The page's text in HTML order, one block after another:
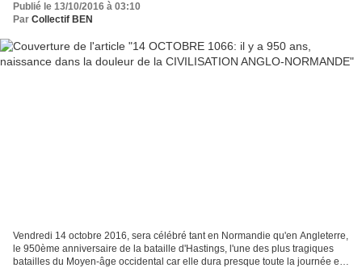
Publié le 13/10/2016 à 03:10
Par Collectif BEN
Vendredi 14 octobre 2016, sera célébré tant en Normandie qu'en Angleterre,
le 950ème anniversaire de la bataille d'Hastings, l'une des plus tragiques
batailles du Moyen-âge occidental car elle dura presque toute la journée et il